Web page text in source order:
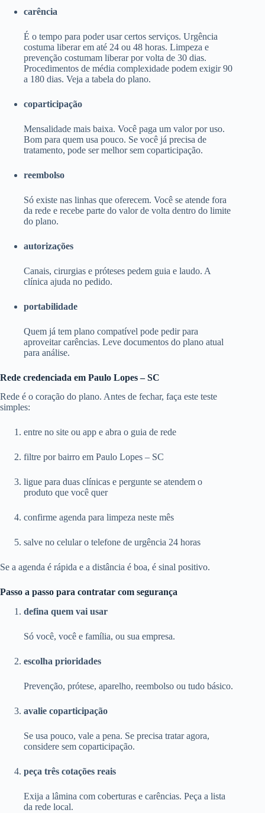
carência
É o tempo para poder usar certos serviços. Urgência
costuma liberar em até 24 ou 48 horas. Limpeza e
prevenção costumam liberar por volta de 30 dias.
Procedimentos de média complexidade podem exigir 90
a 180 dias. Veja a tabela do plano.
coparticipação
Mensalidade mais baixa. Você paga um valor por uso.
Bom para quem usa pouco. Se você já precisa de
tratamento, pode ser melhor sem coparticipação.
reembolso
Só existe nas linhas que oferecem. Você se atende fora
da rede e recebe parte do valor de volta dentro do limite
do plano.
autorizações
Canais, cirurgias e próteses pedem guia e laudo. A
clínica ajuda no pedido.
portabilidade
Quem já tem plano compatível pode pedir para
aproveitar carências. Leve documentos do plano atual
para análise.
Rede credenciada em Paulo Lopes – SC
Rede é o coração do plano. Antes de fechar, faça este teste
simples:
entre no site ou app e abra o guia de rede
filtre por bairro em Paulo Lopes – SC
ligue para duas clínicas e pergunte se atendem o
produto que você quer
confirme agenda para limpeza neste mês
salve no celular o telefone de urgência 24 horas
Se a agenda é rápida e a distância é boa, é sinal positivo.
Passo a passo para contratar com segurança
defina quem vai usar
Só você, você e família, ou sua empresa.
escolha prioridades
Prevenção, prótese, aparelho, reembolso ou tudo básico.
avalie coparticipação
Se usa pouco, vale a pena. Se precisa tratar agora,
considere sem coparticipação.
peça três cotações reais
Exija a lâmina com coberturas e carências. Peça a lista
da rede local.